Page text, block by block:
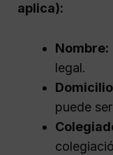
aplica):
Nombre:
legal.
puede